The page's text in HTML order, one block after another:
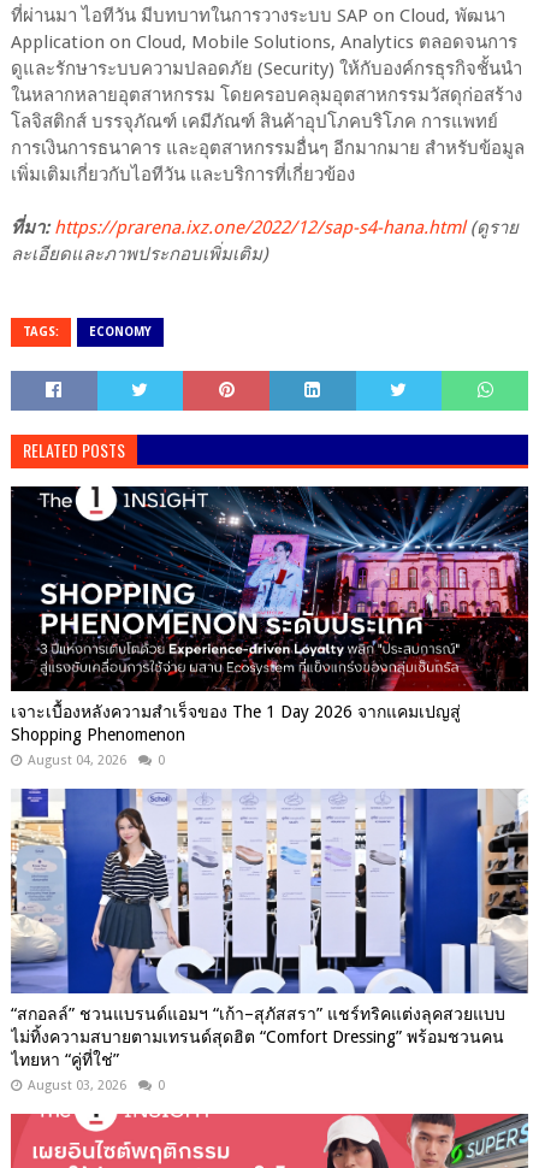
ที่ผ่านมา ไอทีวัน มีบทบาทในการวางระบบ SAP on Cloud, พัฒนา
Application on Cloud, Mobile Solutions, Analytics ตลอดจนการ
ดูและรักษาระบบความปลอดภัย (Security) ให้กับองค์กรธุรกิจชั้นนำ
ในหลากหลายอุตสาหกรรม โดยครอบคลุมอุตสาหกรรมวัสดุก่อสร้าง
โลจิสติกส์ บรรจุภัณฑ์ เคมีภัณฑ์ สินค้าอุปโภคบริโภค การแพทย์
การเงินการธนาคาร และอุตสาหกรรมอื่นๆ อีกมากมาย สำหรับข้อมูล
เพิ่มเติมเกี่ยวกับไอทีวัน และบริการที่เกี่ยวข้อง
ที่มา: https://prarena.ixz.one/2022/12/sap-s4-hana.html(ดูราย
ละเอียดและภาพประกอบเพิ่มเติม)
TAGS: ECONOMY
RELATED POSTS
เจาะเบื้องหลังความสำเร็จของ The 1 Day 2026 จากแคมเปญสู่
Shopping Phenomenon
August 04, 2026 0
“สกอลล์” ชวนแบรนด์แอมฯ “เก้า–สุภัสสรา” แชร์ทริคแต่งลุคสวยแบบ
ไม่ทิ้งความสบายตามเทรนด์สุดฮิต “Comfort Dressing” พร้อมชวนคน
ไทยหา “คู่ที่ใช่”
August 03, 2026 0